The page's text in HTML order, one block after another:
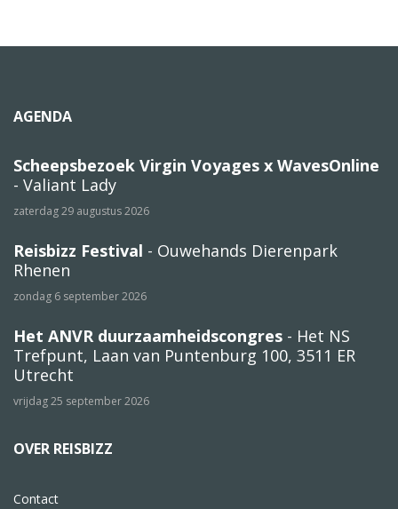
AGENDA
Scheepsbezoek Virgin Voyages x WavesOnline
- Valiant Lady
zaterdag 29 augustus 2026
Reisbizz Festival - Ouwehands Dierenpark
Rhenen
zondag 6 september 2026
Het ANVR duurzaamheidscongres - Het NS
Trefpunt, Laan van Puntenburg 100, 3511 ER
Utrecht
vrijdag 25 september 2026
OVER REISBIZZ
Contact